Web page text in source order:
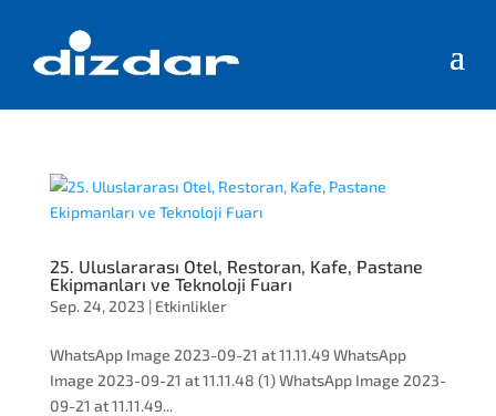
25. Uluslararası Otel, Restoran, Kafe, Pastane
Ekipmanları ve Teknoloji Fuarı
Sep. 24, 2023 | Etkinlikler
WhatsApp Image 2023-09-21 at 11.11.49 WhatsApp
Image 2023-09-21 at 11.11.48 (1) WhatsApp Image 2023-
09-21 at 11.11.49...